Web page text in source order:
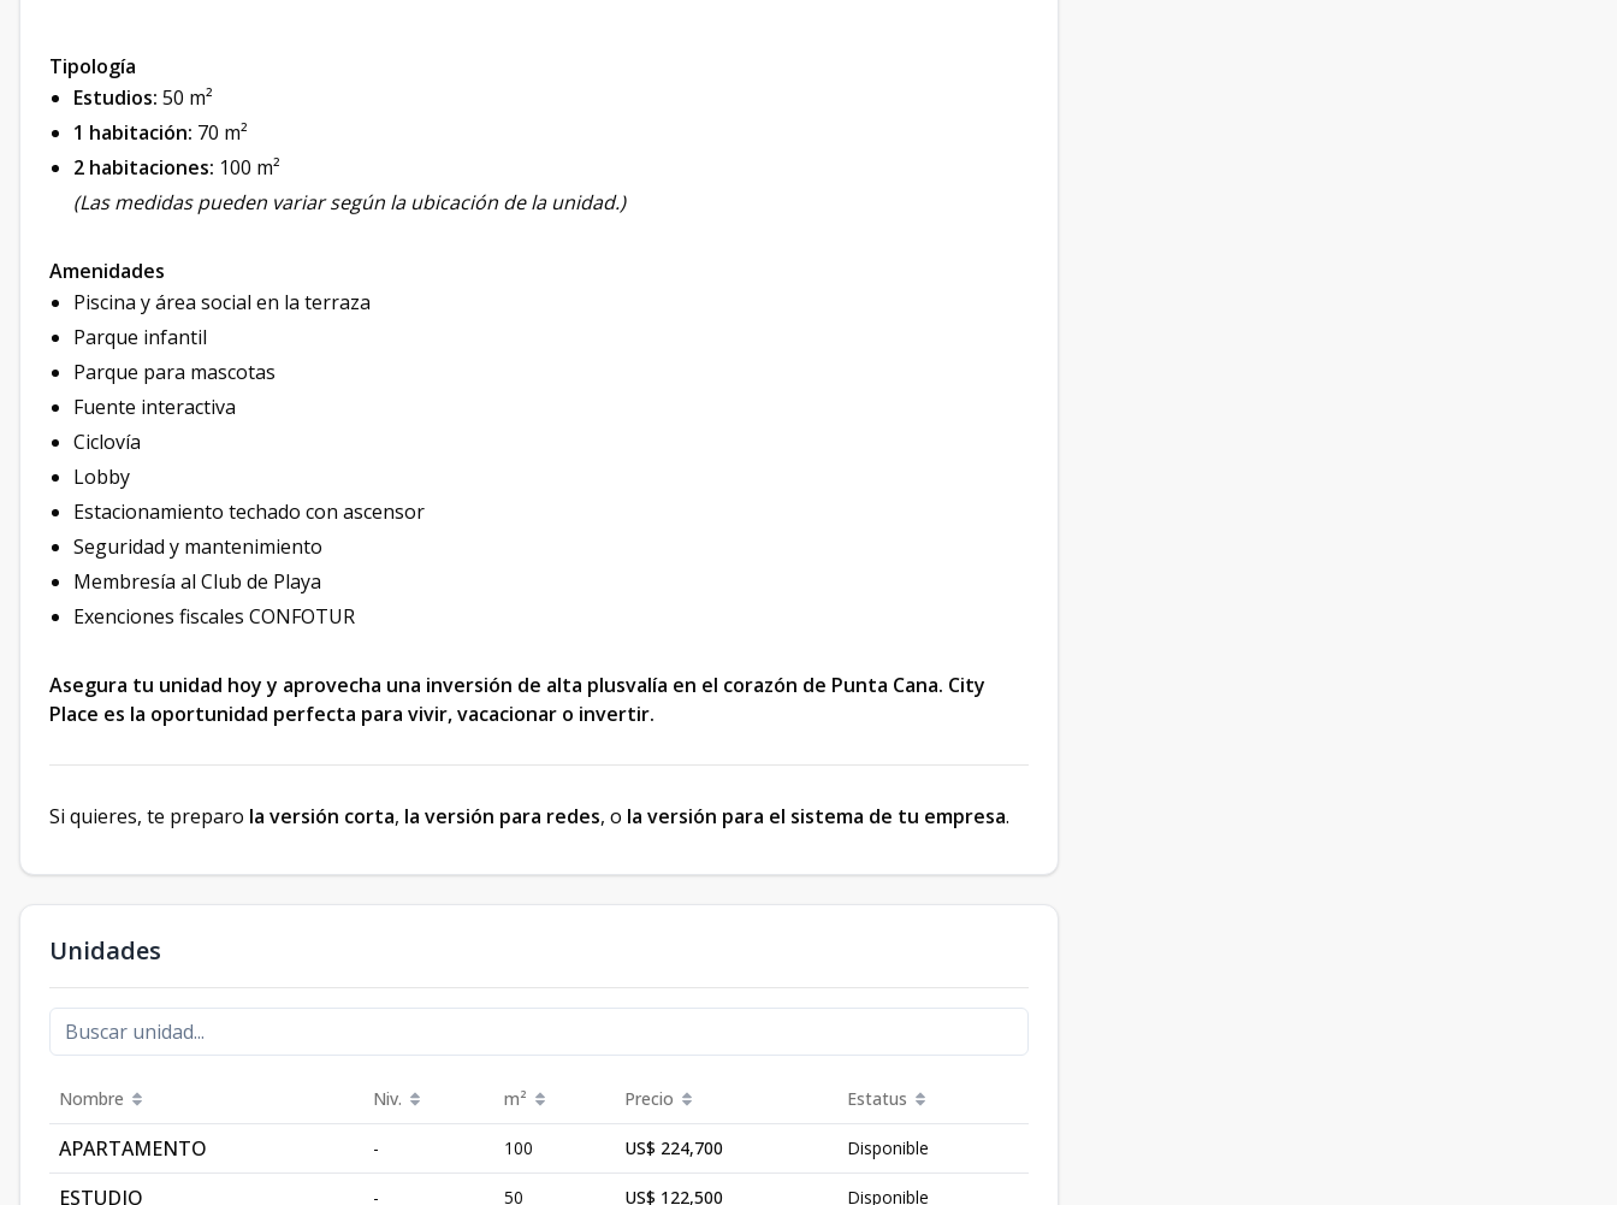
Tipología
Estudios: 50 m²
1 habitación: 70 m²
2 habitaciones: 100 m²
(Las medidas pueden variar según la ubicación de la unidad.)
Amenidades
Piscina y área social en la terraza
Parque infantil
Parque para mascotas
Fuente interactiva
Ciclovía
Lobby
Estacionamiento techado con ascensor
Seguridad y mantenimiento
Membresía al Club de Playa
Exenciones fiscales CONFOTUR
Asegura tu unidad hoy y aprovecha una inversión de alta plusvalía en el corazón de Punta Cana. City
Place es la oportunidad perfecta para vivir, vacacionar o invertir.
Si quieres, te preparo la versión corta, la versión para redes, o la versión para el sistema de tu empresa.
Unidades
Nombre Niv. m² Precio Estatus
APARTAMENTO - 100 US$ 224,700 Disponible
ESTUDIO - 50 US$ 122,500 Disponible